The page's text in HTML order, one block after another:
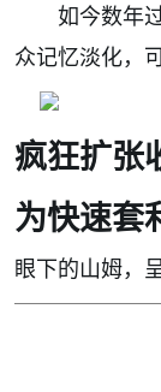
如今数年
众记忆淡化，
疯狂扩张
为快速套
眼下的山姆，